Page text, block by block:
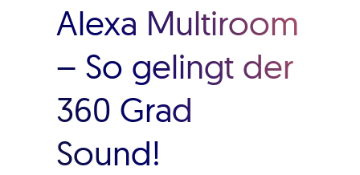
Alexa Multiroom
– So gelingt der
360 Grad
Sound!